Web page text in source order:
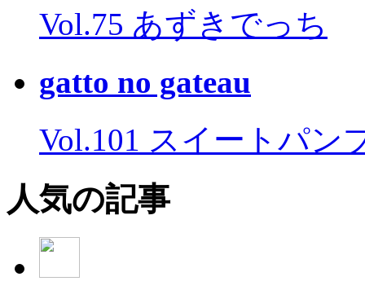
Vol.75 あずきでっち
gatto no gateau
Vol.101 スイートパン
人気の記事